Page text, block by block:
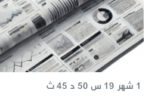
1 شهر 19 س 50 د 45 ث